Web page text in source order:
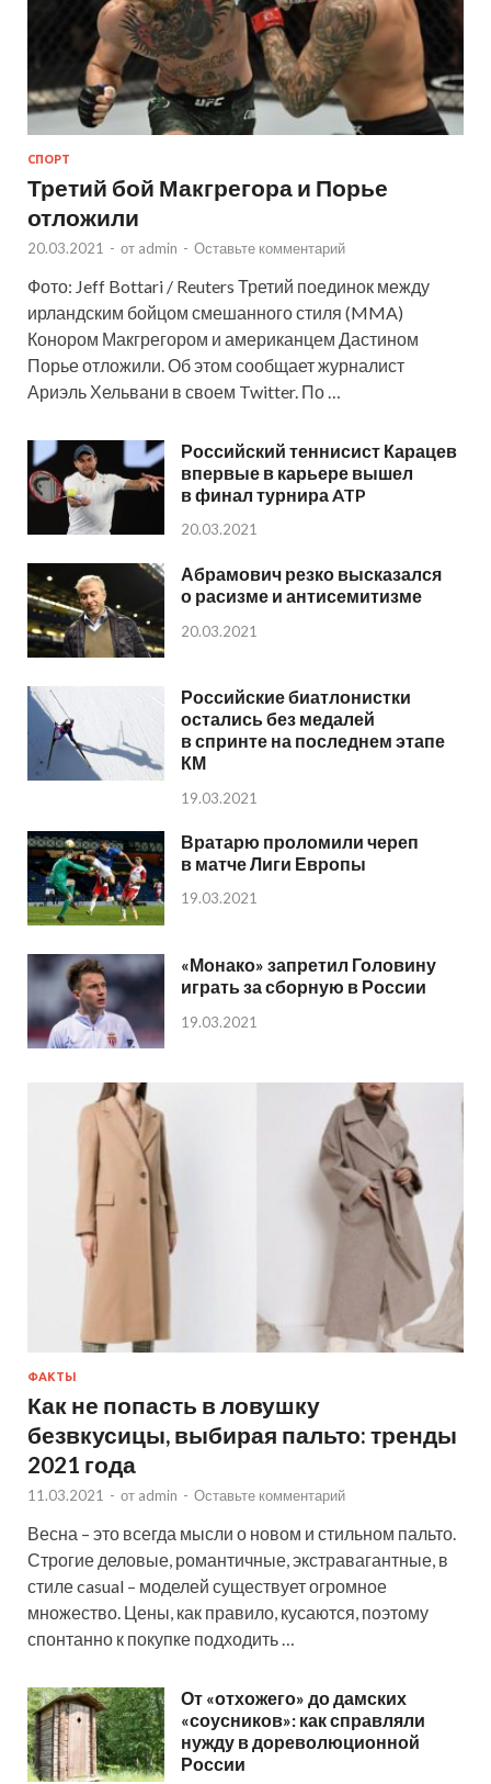
СПОРТ
Третий бой Макгрегора и Порье
отложили
20.03.2021 - от admin - Оставьте комментарий
Фото: Jeff Bottari / Reuters Третий поединок между
ирландским бойцом смешанного стиля (MMA)
Конором Макгрегором и американцем Дастином
Порье отложили. Об этом сообщает журналист
Ариэль Хельвани в своем Twitter. По …
Российский теннисист Карацев
впервые в карьере вышел
в финал турнира ATP
20.03.2021
Абрамович резко высказался
о расизме и антисемитизме
20.03.2021
Российские биатлонистки
остались без медалей
в спринте на последнем этапе
КМ
19.03.2021
Вратарю проломили череп
в матче Лиги Европы
19.03.2021
«Монако» запретил Головину
играть за сборную в России
19.03.2021
ФАКТЫ
Как не попасть в ловушку
безвкусицы, выбирая пальто: тренды
2021 года
11.03.2021 - от admin - Оставьте комментарий
Весна – это всегда мысли о новом и стильном пальто.
Строгие деловые, романтичные, экстравагантные, в
стиле casual – моделей существует огромное
множество. Цены, как правило, кусаются, поэтому
спонтанно к покупке подходить …
От «отхожего» до дамских
«соусников»: как справляли
нужду в дореволюционной
России